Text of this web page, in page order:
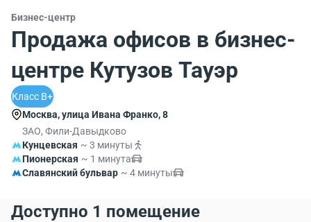
Бизнес-центр
Продажа офисов в бизнес-
центре Кутузов Тауэр
Класс B+
Москва, улица Ивана Франко, 8
ЗАО, Фили-Давыдково
Кунцевская ~ 3 минуты
Пионерская ~ 1 минута
Славянский бульвар ~ 4 минуты
Доступно 1 помещение